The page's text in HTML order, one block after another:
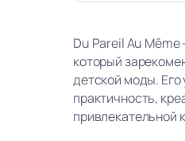
Du Pareil Au
который
детской моды.
практичность,
привлекательной